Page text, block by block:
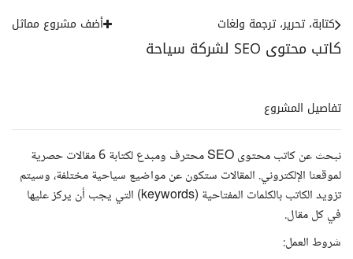
كاتب محتوى SEO لشركة سياحة
كتابة، تحرير، ترجمة ولغات أضف مشروع مماثل
تفاصيل المشروع
نبحث عن كاتب محتوى SEO محترف ومبدع لكتابة 6 مقالات حصرية
لموقعنا الإلكتروني. المقالات ستكون عن مواضيع سياحية مختلفة، وسيتم
تزويد الكاتب بالكلمات المفتاحية (keywords) التي يجب أن يركز عليها
في كل مقال.
شروط العمل: